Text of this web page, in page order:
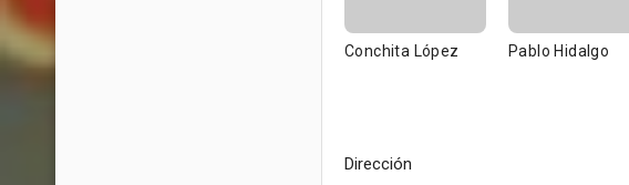
Conchita López Pablo Hidalgo
Dirección